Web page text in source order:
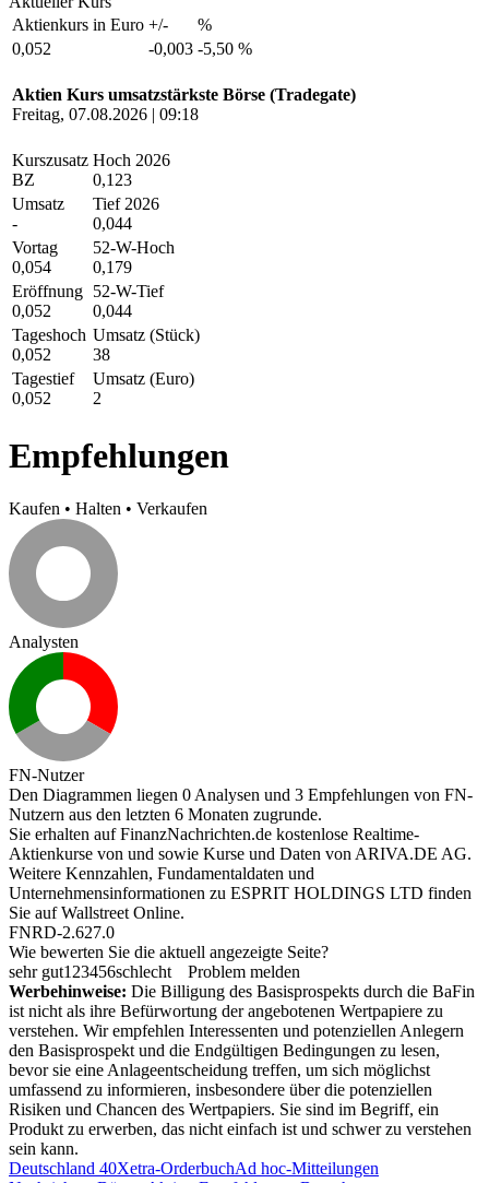
Aktienkurs in Euro +/-
%
0,052
-0,003 -5,50 %
Aktien Kurs umsatzstärkste Börse (Tradegate)
Freitag, 07.08.2026 | 09:18
Kurszusatz
BZ
Hoch 2026
0,123
Umsatz
-
Tief 2026
0,044
Vortag
0,054
52-W-Hoch
0,179
Eröffnung
0,052
52-W-Tief
0,044
Tageshoch
0,052
Umsatz (Stück)
38
Tagestief
0,052
Umsatz (Euro)
2
Empfehlungen
Kaufen • Halten • Verkaufen
Analysten
FN-Nutzer
Den Diagrammen liegen 0 Analysen und 3 Empfehlungen von FN-
Nutzern aus den letzten 6 Monaten zugrunde.
Sie erhalten auf FinanzNachrichten.de kostenlose Realtime-
Aktienkurse von und sowie Kurse und Daten von ARIVA.DE AG.
Weitere Kennzahlen, Fundamentaldaten und
Unternehmensinformationen zu ESPRIT HOLDINGS LTD finden
Sie aufWallstreet Online.
FNRD-2.627.0
Wie bewerten Sie die aktuell angezeigte Seite?
sehr gut1 23456schlecht
Problem melden
Werbehinweise: Die Billigung des Basisprospekts durch die BaFin
ist nicht als ihre Befürwortung der angebotenen Wertpapiere zu
verstehen. Wir empfehlen Interessenten und potenziellen Anlegern
den Basisprospekt und die Endgültigen Bedingungen zu lesen,
bevor sie eine Anlageentscheidung treffen, um sich möglichst
umfassend zu informieren, insbesondere über die potenziellen
Risiken und Chancen des Wertpapiers. Sie sind im Begriff, ein
Produkt zu erwerben, das nicht einfach ist und schwer zu verstehen
sein kann.
Deutschland 40Xetra-OrderbuchAd hoc-Mitteilungen